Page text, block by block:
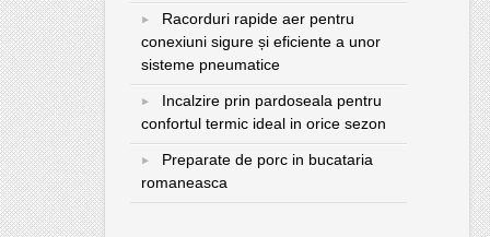
Racorduri rapide aer pentru
conexiuni sigure și eficiente a unor
sisteme pneumatice
Incalzire prin pardoseala pentru
confortul termic ideal in orice sezon
Preparate de porc in bucataria
romaneasca